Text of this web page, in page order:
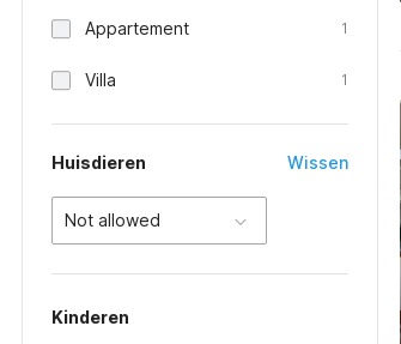
Appartement 1
Villa 1
Huisdieren Wissen
Not allowed
Kinderen